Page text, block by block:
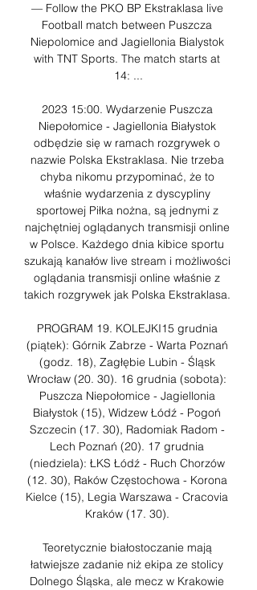
— Follow the PKO BP Ekstraklasa live
Football match between Puszcza
Niepolomice and Jagiellonia Bialystok
with TNT Sports. The match starts at
14: ...
2023 15:00. Wydarzenie Puszcza
Niepołomice - Jagiellonia Białystok
odbędzie się w ramach rozgrywek o
nazwie Polska Ekstraklasa. Nie trzeba
chyba nikomu przypominać, że to
właśnie wydarzenia z dyscypliny
sportowej Piłka nożna, są jednymi z
najchętniej oglądanych transmisji online
w Polsce. Każdego dnia kibice sportu
szukają kanałów live stream i możliwości
oglądania transmisji online właśnie z
takich rozgrywek jak Polska Ekstraklasa.
PROGRAM 19. KOLEJKI15 grudnia
(piątek): Górnik Zabrze - Warta Poznań
(godz. 18), Zagłębie Lubin - Śląsk
Wrocław (20. 30). 16 grudnia (sobota):
Puszcza Niepołomice - Jagiellonia
Białystok (15), Widzew Łódź - Pogoń
Szczecin (17. 30), Radomiak Radom -
Lech Poznań (20). 17 grudnia
(niedziela): ŁKS Łódź - Ruch Chorzów
(12. 30), Raków Częstochowa - Korona
Kielce (15), Legia Warszawa - Cracovia
Kraków (17. 30).
Teoretycznie białostoczanie mają
łatwiejsze zadanie niż ekipa ze stolicy
Dolnego Śląska, ale mecz w Krakowie